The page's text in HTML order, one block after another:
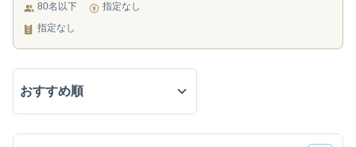
80名以下
指定なし
指定なし